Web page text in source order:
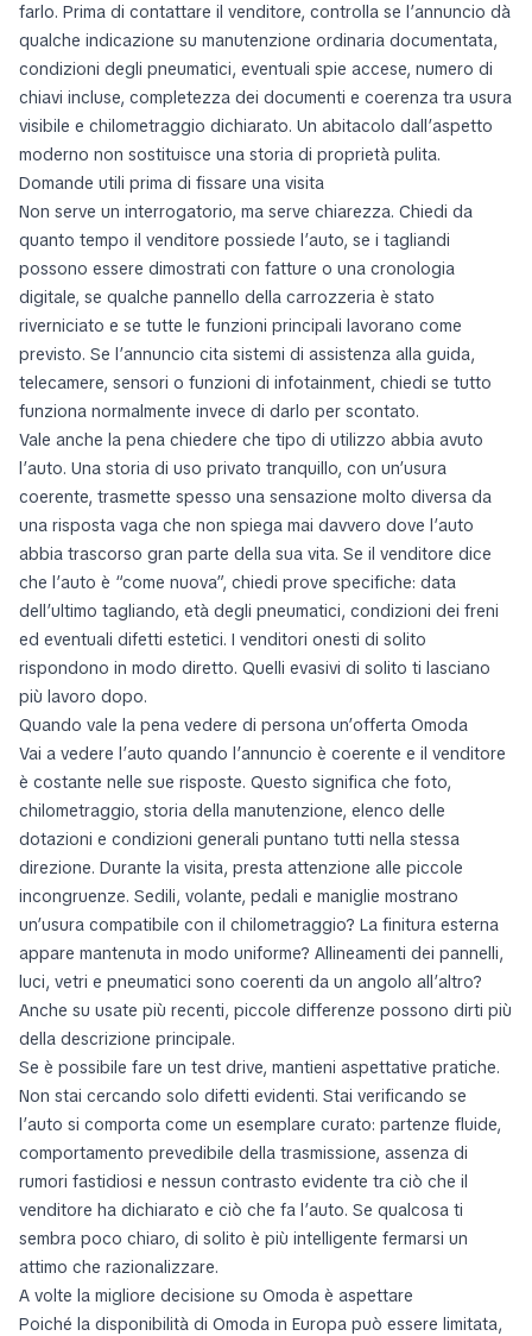
farlo. Prima di contattare il venditore, controlla se l’annuncio dà
qualche indicazione su manutenzione ordinaria documentata,
condizioni degli pneumatici, eventuali spie accese, numero di
chiavi incluse, completezza dei documenti e coerenza tra usura
visibile e chilometraggio dichiarato. Un abitacolo dall’aspetto
moderno non sostituisce una storia di proprietà pulita.
Domande utili prima di fissare una visita
Non serve un interrogatorio, ma serve chiarezza. Chiedi da
quanto tempo il venditore possiede l’auto, se i tagliandi
possono essere dimostrati con fatture o una cronologia
digitale, se qualche pannello della carrozzeria è stato
riverniciato e se tutte le funzioni principali lavorano come
previsto. Se l’annuncio cita sistemi di assistenza alla guida,
telecamere, sensori o funzioni di infotainment, chiedi se tutto
funziona normalmente invece di darlo per scontato.
Vale anche la pena chiedere che tipo di utilizzo abbia avuto
l’auto. Una storia di uso privato tranquillo, con un’usura
coerente, trasmette spesso una sensazione molto diversa da
una risposta vaga che non spiega mai davvero dove l’auto
abbia trascorso gran parte della sua vita. Se il venditore dice
che l’auto è “come nuova”, chiedi prove specifiche: data
dell’ultimo tagliando, età degli pneumatici, condizioni dei freni
ed eventuali difetti estetici. I venditori onesti di solito
rispondono in modo diretto. Quelli evasivi di solito ti lasciano
più lavoro dopo.
Quando vale la pena vedere di persona un’offerta Omoda
Vai a vedere l’auto quando l’annuncio è coerente e il venditore
è costante nelle sue risposte. Questo significa che foto,
chilometraggio, storia della manutenzione, elenco delle
dotazioni e condizioni generali puntano tutti nella stessa
direzione. Durante la visita, presta attenzione alle piccole
incongruenze. Sedili, volante, pedali e maniglie mostrano
un’usura compatibile con il chilometraggio? La finitura esterna
appare mantenuta in modo uniforme? Allineamenti dei pannelli,
luci, vetri e pneumatici sono coerenti da un angolo all’altro?
Anche su usate più recenti, piccole differenze possono dirti più
della descrizione principale.
Se è possibile fare un test drive, mantieni aspettative pratiche.
Non stai cercando solo difetti evidenti. Stai verificando se
l’auto si comporta come un esemplare curato: partenze fluide,
comportamento prevedibile della trasmissione, assenza di
rumori fastidiosi e nessun contrasto evidente tra ciò che il
venditore ha dichiarato e ciò che fa l’auto. Se qualcosa ti
sembra poco chiaro, di solito è più intelligente fermarsi un
attimo che razionalizzare.
A volte la migliore decisione su Omoda è aspettare
Poiché la disponibilità di Omoda in Europa può essere limitata,